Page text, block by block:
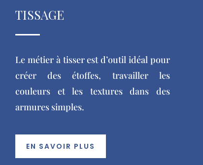
tissage
Le métier à tisser est d’outil idéal pour
créer des étoffes, travailler les
couleurs et les textures dans des
armures simples.
EN SAVOIR PLUS